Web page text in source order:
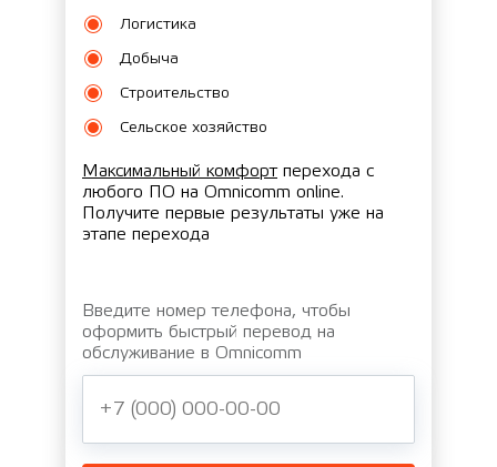
Логистика
Добыча
Строительство
Сельское хозяйство
Максимальный комфортперехода с
любого ПО на Omnicomm online.
Получите первые результаты уже на
этапе перехода
Введите номер телефона, чтобы
оформить быстрый перевод на
обслуживание в Omnicomm